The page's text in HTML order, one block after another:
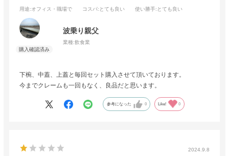
用途:オフィス・職場で コスパ:とても良い 使い勝手:とても良い
波乗り親父
業種:飲食業
下椀、中蓋、上蓋と毎回セット購入させて頂いております。
今までクレームも一回もなく、良品だと思います。
参考になった 0 Like! 0
2024.9.8